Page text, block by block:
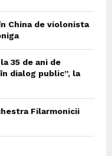
China de violonista
35 de ani de
dialog public”, la
Filarmonicii